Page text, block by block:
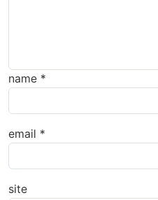
name *
email *
site